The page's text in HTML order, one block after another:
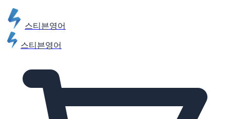
스티븐영어
스티븐영어